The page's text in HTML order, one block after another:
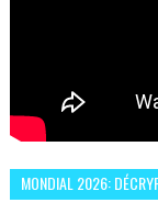
MONDIAL 2026: